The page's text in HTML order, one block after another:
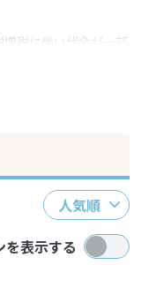
税に伴い代金が一部
人気順
を表示する